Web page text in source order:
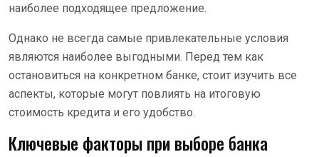
наиболее подходящее предложение.
Однако не всегда самые привлекательные условия
являются наиболее выгодными. Перед тем как
остановиться на конкретном банке, стоит изучить все
аспекты, которые могут повлиять на итоговую
стоимость кредита и его удобство.
Ключевые факторы при выборе банка